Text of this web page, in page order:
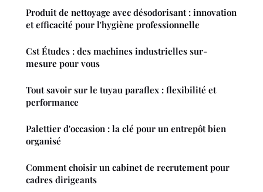
Produit de nettoyage avec désodorisant : innovation
et efficacité pour l'hygiène professionnelle
Cst Études : des machines industrielles sur-
mesure pour vous
Tout savoir sur le tuyau paraflex : flexibilité et
performance
Palettier d'occasion : la clé pour un entrepôt bien
organisé
Comment choisir un cabinet de recrutement pour
cadres dirigeants